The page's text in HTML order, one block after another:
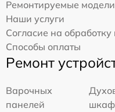
Ремонтируемые модели
Наши услуги
Согласие на
Способы оплаты
Ремонт
Варочных
панелей